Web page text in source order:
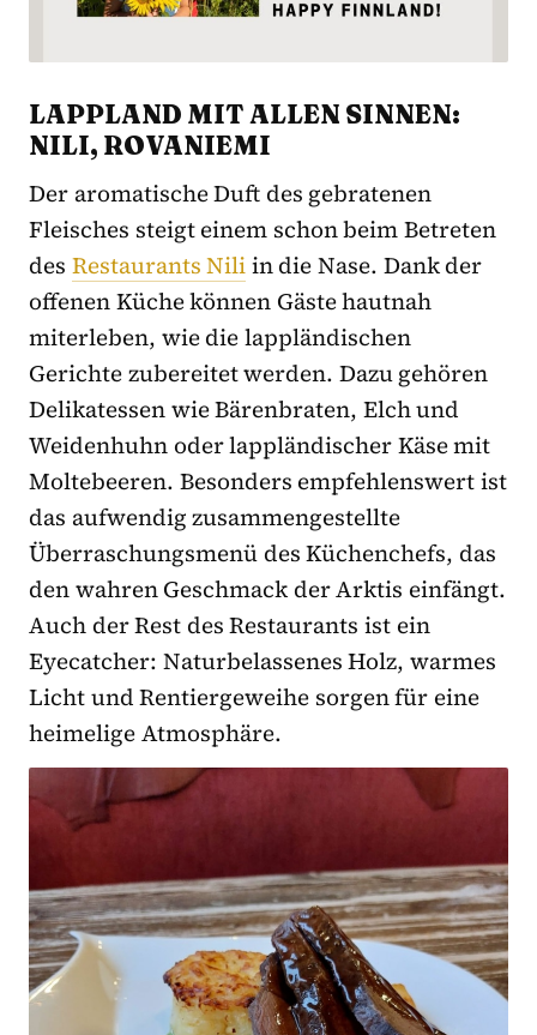
LAPPLAND MIT ALLEN SINNEN:
NILI, ROVANIEMI
Der aromatische Duft des gebratenen
Fleisches steigt einem schon beim Betreten
des Restaurants Niliin die Nase. Dank der
offenen Küche können Gäste hautnah
miterleben, wie die lappländischen
Gerichte zubereitet werden. Dazu gehören
Delikatessen wie Bärenbraten, Elch und
Weidenhuhn oder lappländischer Käse mit
Moltebeeren. Besonders empfehlenswert ist
das aufwendig zusammengestellte
Überraschungsmenü des Küchenchefs, das
den wahren Geschmack der Arktis einfängt.
Auch der Rest des Restaurants ist ein
Eyecatcher: Naturbelassenes Holz, warmes
Licht und Rentiergeweihe sorgen für eine
heimelige Atmosphäre.